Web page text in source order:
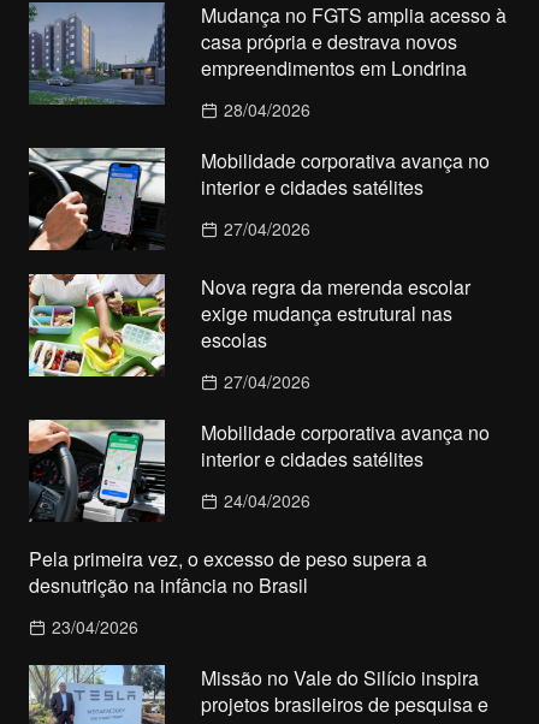
Mudança no FGTS amplia acesso à
casa própria e destrava novos
empreendimentos em Londrina
28/04/2026
Mobilidade corporativa avança no
interior e cidades satélites
27/04/2026
Nova regra da merenda escolar
exige mudança estrutural nas
escolas
27/04/2026
Mobilidade corporativa avança no
interior e cidades satélites
24/04/2026
Pela primeira vez, o excesso de peso supera a
desnutrição na infância no Brasil
23/04/2026
Missão no Vale do Silício inspira
projetos brasileiros de pesquisa e